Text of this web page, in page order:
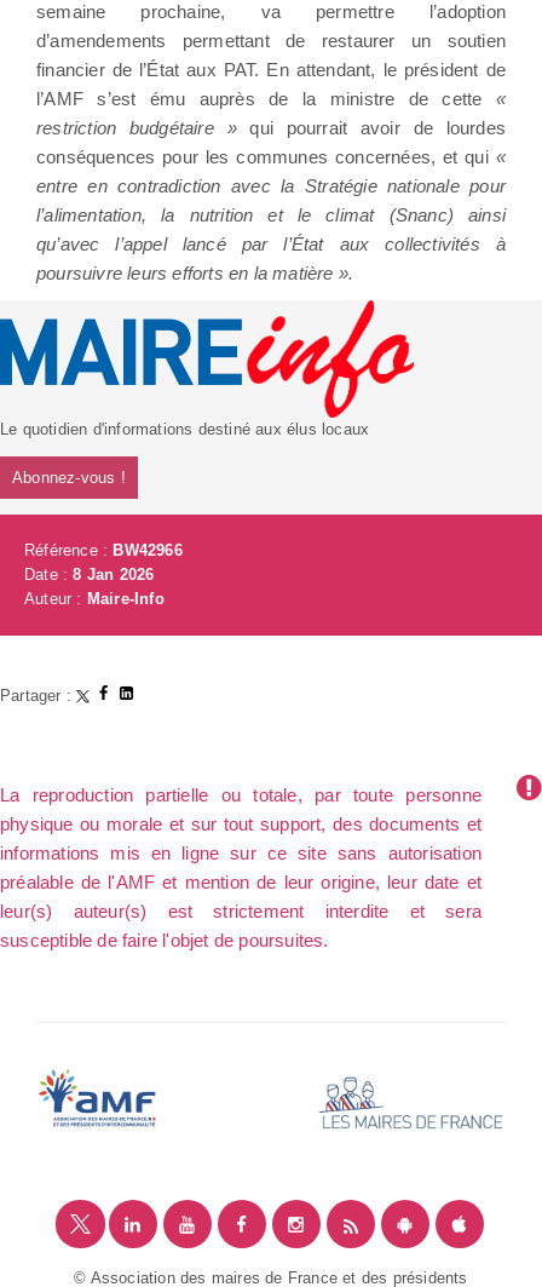
semaine prochaine, va permettre l’adoption
d’amendements permettant de restaurer un soutien
financier de l’État aux PAT. En attendant, le président de
l’AMF s’est ému auprès de la ministre de cette «
restriction budgétaire »qui pourrait avoir de lourdes
conséquences pour les communes concernées, et qui «
entre en contradiction avec la Stratégie nationale pour
l’alimentation, la nutrition et le climat (Snanc) ainsi
qu’avec l’appel lancé par l’État aux collectivités à
poursuivre leurs efforts en la matière ».
Le quotidien d'informations destiné aux élus locaux
Abonnez-vous !
Référence : BW42966
Date :8 Jan 2026
Auteur : Maire-Info
Partager :
La reproduction partielle ou totale, par toute personne
physique ou morale et sur tout support, des documents et
informations mis en ligne sur ce site sans autorisation
préalable de l'AMF et mention de leur origine, leur date et
leur(s) auteur(s) est strictement interdite et sera
susceptible de faire l'objet de poursuites.
© Association des maires de France et des présidents